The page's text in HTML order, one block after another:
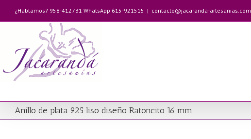
contenido
¿Hablamos? 958-412731 WhatsApp 615-921515 | contacto@jacaranda-artesanias.com
Anillo de plata 925 liso diseño Ratoncito 16 mm